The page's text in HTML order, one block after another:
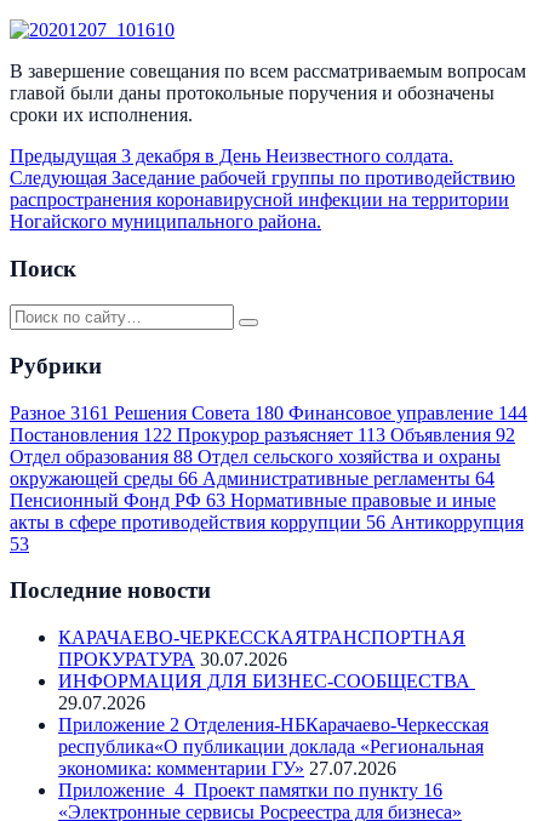
В завершение совещания по всем рассматриваемым вопросам
главой были даны протокольные поручения и обозначены
сроки их исполнения.
Предыдущая 3 декабря в День Неизвестного солдата.
Следующая Заседание рабочей группы по противодействию
распространения коронавирусной инфекции на территории
Ногайского муниципального района.
Поиск
Рубрики
Разное 3161 Решения Совета 180 Финансовое управление 144
Постановления 122 Прокурор разъясняет 113 Объявления 92
Отдел образования 88 Отдел сельского хозяйства и охраны
окружающей среды 66 Административные регламенты 64
Пенсионный Фонд РФ 63 Нормативные правовые и иные
акты в сфере противодействия коррупции 56 Антикоррупция
53
Последние новости
КАРАЧАЕВО-ЧЕРКЕССКАЯТРАНСПОРТНАЯ
ПРОКУРАТУРА 30.07.2026
ИНФОРМАЦИЯ ДЛЯ БИЗНЕС-СООБЩЕСТВА
29.07.2026
Приложение 2 Отделения-НБКарачаево-Черкесская
республика«О публикации доклада «Региональная
экономика: комментарии ГУ» 27.07.2026
Приложение_4_Проект памятки по пункту 16
«Электронные сервисы Росреестра для бизнеса»